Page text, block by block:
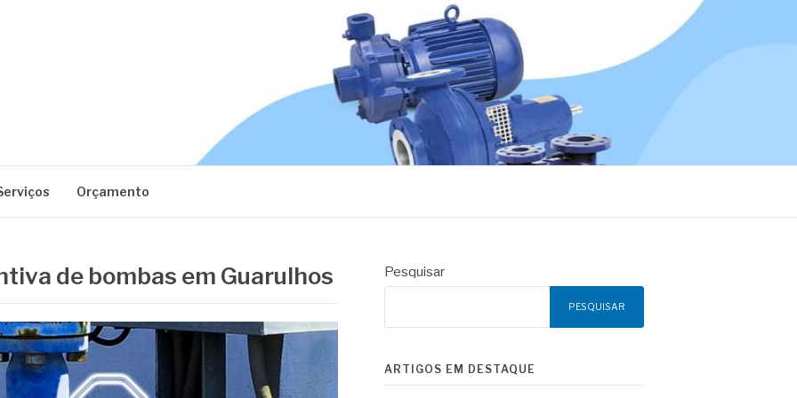
Orçamento
de bombas em Guarulhos Pesquisar
PESQUISAR
ARTIGOS EM DESTAQUE